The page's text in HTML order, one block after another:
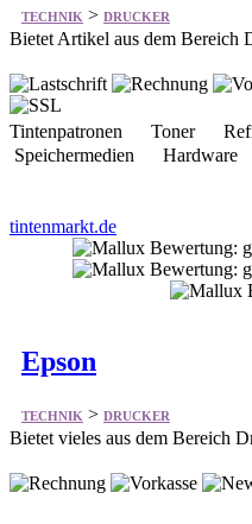
TECHNIK > DRUCKER
Bietet Artikel aus dem Bereich
Tintenpatronen Toner
Speichermedien
tintenmarkt.de
Epson
TECHNIK > DRUCKER
Bietet vieles aus dem Bereich